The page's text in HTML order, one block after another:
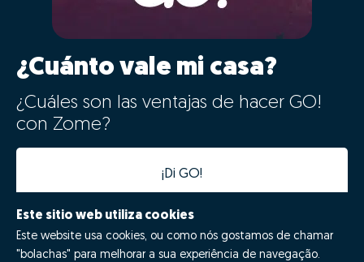
¿Cuánto vale mi casa?
¿Cuáles son las ventajas de hacer GO!
con Zome?
¡Di GO!
Este sitio web utiliza cookies
Este website usa cookies, ou como nós gostamos de chamar
"bolachas" para melhorar a sua experiência de navegação.